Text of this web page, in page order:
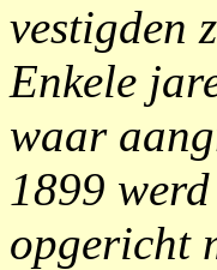
vestigden
Enkele
waar
1899
opgericht